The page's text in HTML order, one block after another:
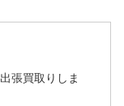
張買取りしま